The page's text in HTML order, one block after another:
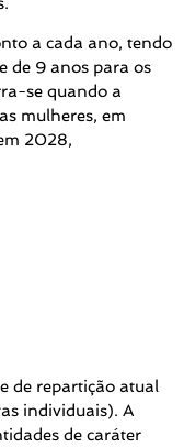
a cada ano, tendo
de 9 anos para os
se quando a
mulheres, em
2028,
de repartição atual
individuais). A
de caráter